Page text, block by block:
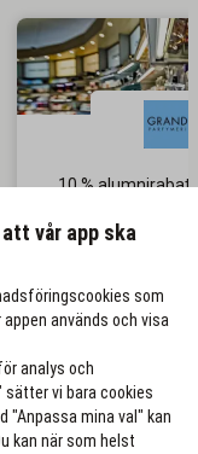
10 %
Gäller även
vår app ska
som
används och visa
analys och
sätter vi bara cookies
"Anpassa mina val" kan
kan när som helst